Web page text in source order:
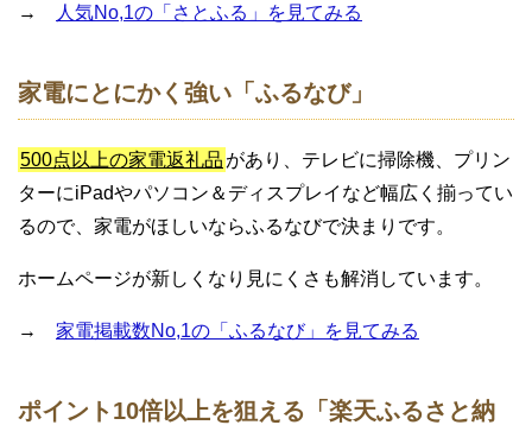
→ 人気No,1の「さとふる」を見てみる
家電にとにかく強い「ふるなび」
500点以上の家電返礼品 があり、テレビに掃除機、プリン
ターにiPadやパソコン＆ディスプレイなど幅広く揃ってい
るので、家電がほしいならふるなびで決まりです。
ホームページが新しくなり見にくさも解消しています。
→ 家電掲載数No,1の「ふるなび」を見てみる
ポイント10倍以上を狙える「楽天ふるさと納